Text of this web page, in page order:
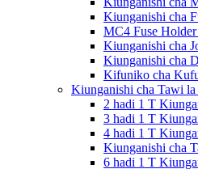
Kiunganishi cha
MC4 Fuse
Kiunganishi cha
Kiunganishi cha
Kifuniko cha
Kiunganishi cha Tawi
2 hadi 1 T
3 hadi 1 T
4 hadi 1 T
Kiunganishi cha
6 hadi 1 T